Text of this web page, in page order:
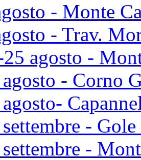
- Monte
- Trav.
25 agosto -
- Corno
-
-